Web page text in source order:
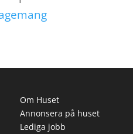
Om Huset
Annonsera på huset
Lediga jobb